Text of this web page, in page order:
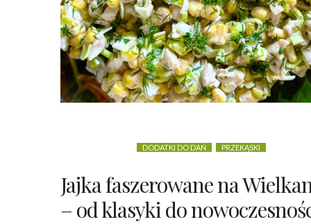
DODATKI DO DAŃ PRZEKĄSKI
Jajka faszerowane na
– od klasyki do